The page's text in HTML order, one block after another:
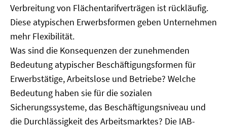
Verbreitung von Flächentarifverträgen ist rückläufig.
Diese atypischen Erwerbsformen geben Unternehmen
mehr Flexibilität.
Was sind die Konsequenzen der zunehmenden
Bedeutung atypischer Beschäftigungsformen für
Erwerbstätige, Arbeitslose und Betriebe? Welche
Bedeutung haben sie für die sozialen
Sicherungssysteme, das Beschäftigungsniveau und
die Durchlässigkeit des Arbeitsmarktes? Die IAB-